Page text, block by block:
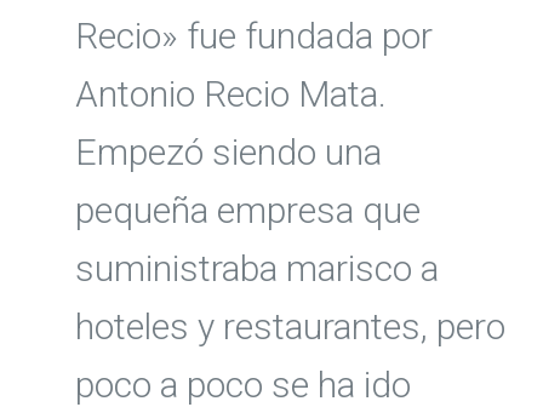
Recio» fue fundada por
Antonio Recio Mata.
Empezó siendo una
pequeña empresa que
suministraba marisco a
hoteles y restaurantes, pero
poco a poco se ha ido